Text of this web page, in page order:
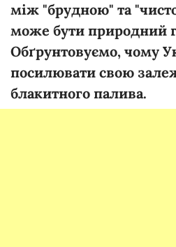
між "брудною" та
може бути природний
Обґрунтовуємо, чому
посилювати свою
блакитного палива.